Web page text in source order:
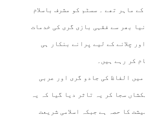
ماہر تھے ۔ سسٹم کو مشرف باسلام
بھر سے فقہی بازی گری کی خدمات
چلانے کے لیے پرانے بنکار ہی
کر رہے ہیں۔
میں الفاظ کی جادو گری اور عربی
سجا کر یہ تاثر دیا گیا کہ یہ
کا حصہ ہے جبکہ اسلامی شریعت